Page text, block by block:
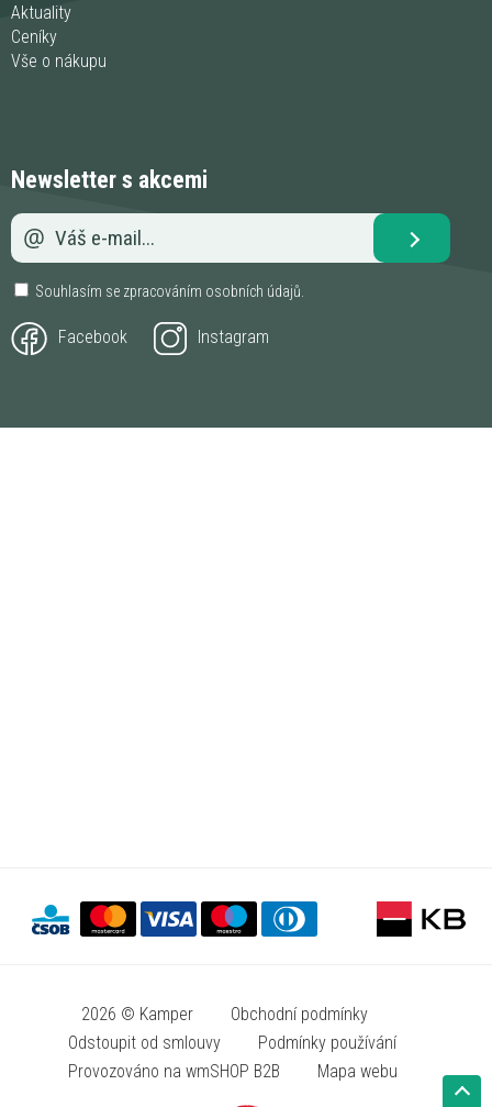
Aktuality
Ceníky
Vše o nákupu
Newsletter s akcemi
Souhlasím se zpracováním osobních údajů
Facebook Instagram
2026 © Kamper
Obchodní podmínky
Odstoupit od smlouvy
Podmínky používání
Provozováno na wmSHOP B2B
Mapa webu